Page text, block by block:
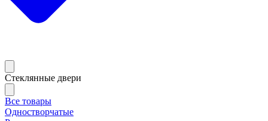
Стеклянные двери
Все товары
Одностворчатые